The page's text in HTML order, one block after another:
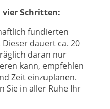
vier Schritten:
fundierten
dauert ca. 20
daran nur
kann, empfehlen
Zeit einzuplanen.
Sie in aller Ruhe Ihr